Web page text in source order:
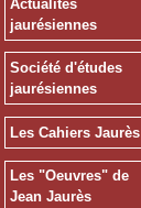
Actualités
jaurésiennes
Société d'études
jaurésiennes
Les Cahiers Jaurès
Les "Oeuvres" de
Jean Jaurès